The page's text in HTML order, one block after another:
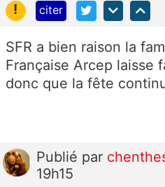
!
citer
SFR a bien raison la
Française Arcep laisse
donc que la fête
Publié par
19h15